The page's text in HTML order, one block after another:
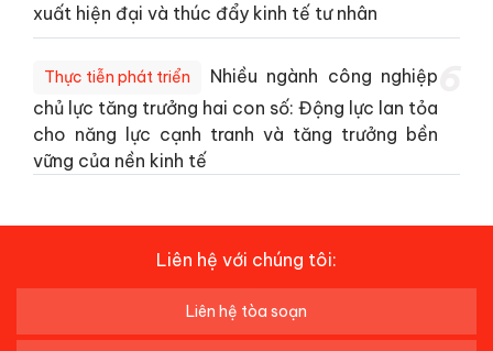
xuất hiện đại và thúc đẩy kinh tế tư nhân
Thực tiễn phát triển
Nhiều ngành công nghiệp
chủ lực tăng trưởng hai con số: Động lực lan tỏa
cho năng lực cạnh tranh và tăng trưởng bền
vững của nền kinh tế
Liên hệ với chúng tôi:
Liên hệ tòa soạn